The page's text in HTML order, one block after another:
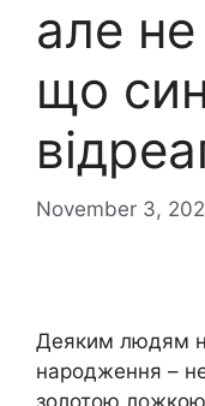
але не
що
November 3,
Деяким людям
народження –
золотою